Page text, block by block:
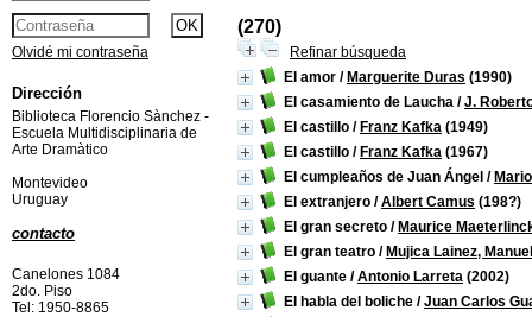
(270)
Refinar búsqueda
El amor / Marguerite Duras (1990)
El casamiento de Laucha /J.
El castillo / Franz Kafka (1949)
El castillo / Franz Kafka (1967)
El cumpleaños de Juan Ángel /
El extranjero /Albert Camus (198?)
El gran secreto / Maurice
El gran teatro / Mujica Lainez, Manuel
El guante /Antonio Larreta (2002)
El habla del boliche /Juan Carlos
Olvidé mi contraseña
Dirección
Biblioteca Florencio Sànchez -
Escuela Multidisciplinaria de
Arte Dramàtico
Montevideo
Uruguay
contacto
Canelones 1084
2do. Piso
Tel: 1950-8865